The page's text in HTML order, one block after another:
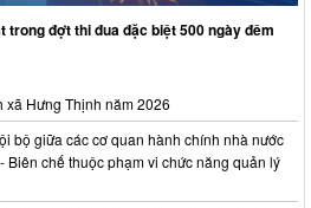
trong đợt thi đua đặc biệt 500 ngày đêm
xã Hưng Thịnh năm 2026
bộ giữa các cơ quan hành chính nhà nước
Biên chế thuộc phạm vi chức năng quản lý